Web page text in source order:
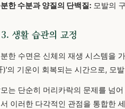
한 수분과 양질의 단백질: 모발의
3. 생활 습관의 교정
한 수면은 신체의 재생 시스템을
)'의 기운이 회복되는 시간으로, 모
는 단순히 머리카락의 문제를 넘
이러한 다각적인 관점을 통합한